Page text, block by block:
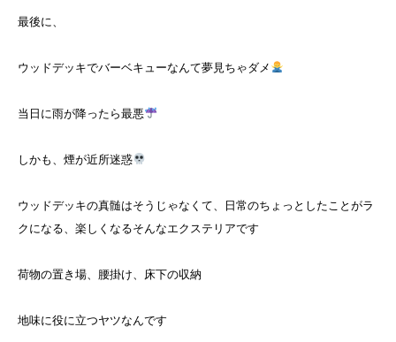
最後に、
ウッドデッキでバーベキューなんて夢見ちゃダメ
当日に雨が降ったら最悪
しかも、煙が近所迷惑
ウッドデッキの真髄はそうじゃなくて、日常のちょっとしたことがラ
クになる、楽しくなるそんなエクステリアです
荷物の置き場、腰掛け、床下の収納
地味に役に立つヤツなんです